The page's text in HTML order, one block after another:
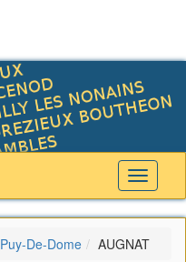
Toggle
Puy-De-Dome AUGNAT